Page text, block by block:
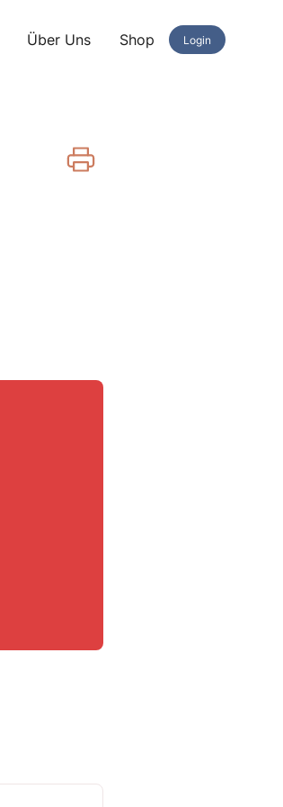
Über Uns Shop Login